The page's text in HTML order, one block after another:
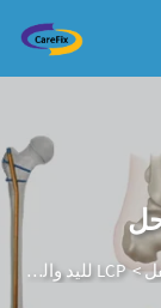
>LCP لليد والقدم والكاحل